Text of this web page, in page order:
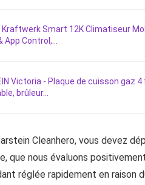
Kraftwerk Smart 12K Climatiseur
App Control,...
Victoria - Plaque de cuisson gaz
brûleur...
Cleanhero, vous devez
que nous évaluons
réglée rapidement en raison